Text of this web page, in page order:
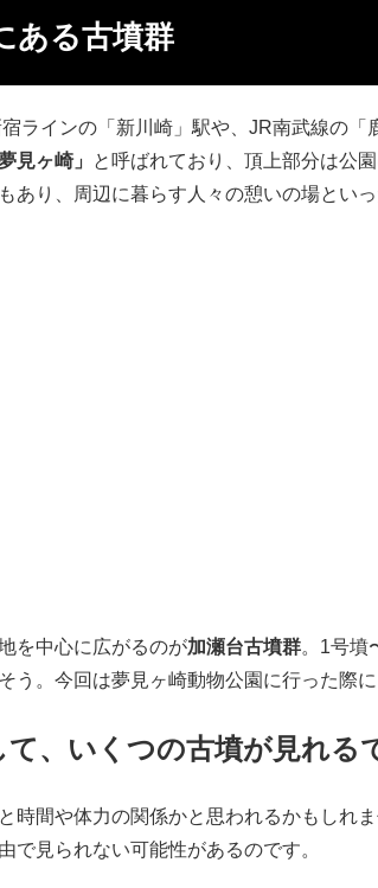
ある古墳群
ラインの「新川崎」駅や、JR南武線の
見ヶ崎」
と呼ばれており、頂上部分は公
あり、周辺に暮らす人々の憩いの場といっ
を中心に広がるのが加瀬台古墳群。1号墳
う。今回は夢見ヶ崎動物公園に行った際
て、いくつの古墳が見れる
時間や体力の関係かと思われるかもしれ
で見られない可能性があるのです。